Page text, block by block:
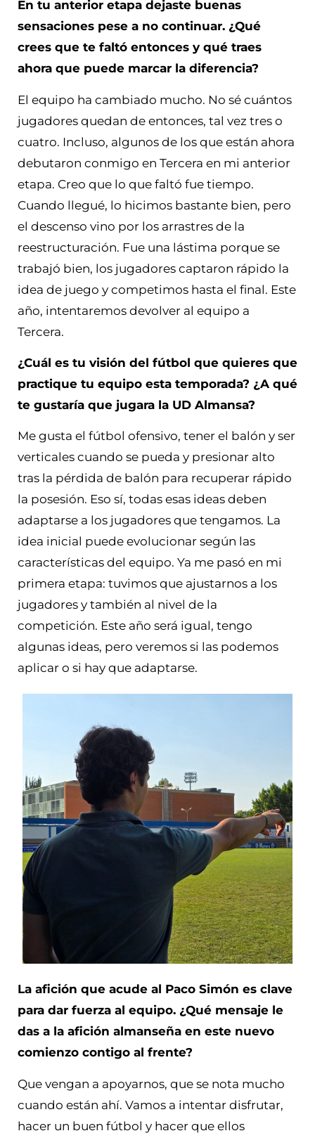
En tu anterior etapa dejaste buenas
sensaciones pese a no continuar. ¿Qué
crees que te faltó entonces y qué traes
ahora que puede marcar la diferencia?
El equipo ha cambiado mucho. No sé cuántos
jugadores quedan de entonces, tal vez tres o
cuatro. Incluso, algunos de los que están ahora
debutaron conmigo en Tercera en mi anterior
etapa. Creo que lo que faltó fue tiempo.
Cuando llegué, lo hicimos bastante bien, pero
el descenso vino por los arrastres de la
reestructuración. Fue una lástima porque se
trabajó bien, los jugadores captaron rápido la
idea de juego y competimos hasta el final. Este
año, intentaremos devolver al equipo a
Tercera.
¿Cuál es tu visión del fútbol que quieres que
practique tu equipo esta temporada? ¿A qué
te gustaría que jugara la UD Almansa?
Me gusta el fútbol ofensivo, tener el balón y ser
verticales cuando se pueda y presionar alto
tras la pérdida de balón para recuperar rápido
la posesión. Eso sí, todas esas ideas deben
adaptarse a los jugadores que tengamos. La
idea inicial puede evolucionar según las
características del equipo. Ya me pasó en mi
primera etapa: tuvimos que ajustarnos a los
jugadores y también al nivel de la
competición. Este año será igual, tengo
algunas ideas, pero veremos si las podemos
aplicar o si hay que adaptarse.
La afición que acude al Paco Simón es clave
para dar fuerza al equipo. ¿Qué mensaje le
das a la afición almanseña en este nuevo
comienzo contigo al frente?
Que vengan a apoyarnos, que se nota mucho
cuando están ahí. Vamos a intentar disfrutar,
hacer un buen fútbol y hacer que ellos